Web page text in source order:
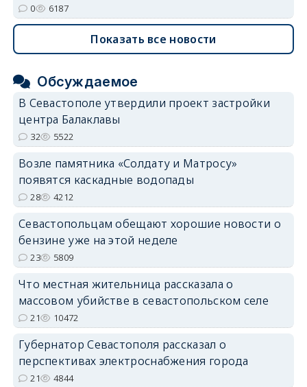
0 6187
Показать все новости
Обсуждаемое
В Севастополе утвердили проект застройки
центра Балаклавы
32 5522
Возле памятника «Солдату и Матросу»
появятся каскадные водопады
28 4212
Севастопольцам обещают хорошие новости о
бензине уже на этой неделе
23 5809
Что местная жительница рассказала о
массовом убийстве в севастопольском селе
21 10472
Губернатор Севастополя рассказал о
перспективах электроснабжения города
21 4844